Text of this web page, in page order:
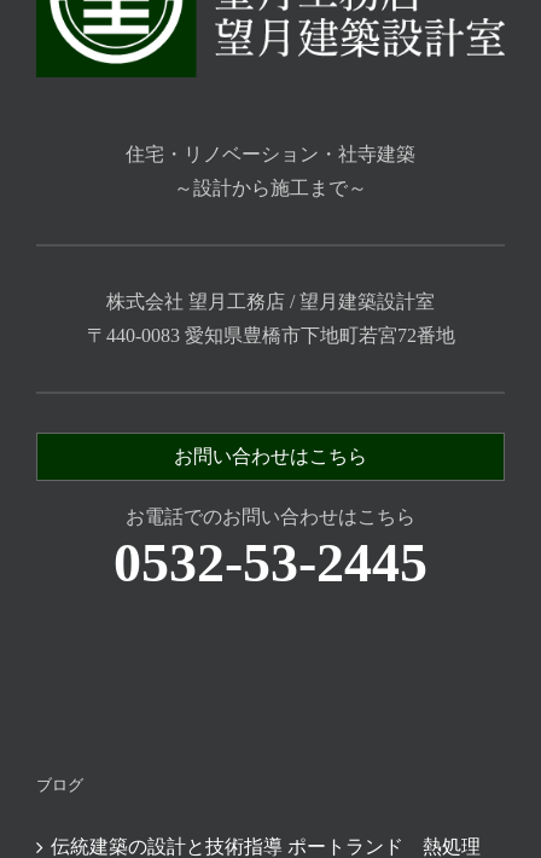
住宅・リノベーション・社寺建築
～設計から施工まで～
株式会社 望月工務店 / 望月建築設計室
〒440-0083 愛知県豊橋市下地町若宮72番地
お問い合わせはこちら
お電話でのお問い合わせはこちら
0532-53-2445
ブログ
伝統建築の設計と技術指導 ポートランド 熱処理